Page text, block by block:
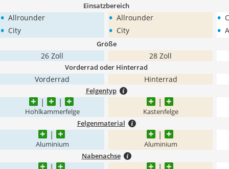
Einsatzbereich
• Allrounder
• City
• Allrounder
• City
•
•
Größe
26 Zoll 28 Zoll
Vorderrad oder Hinterrad
Vorderrad Hinterrad
Felgentyp
Hohlkammerfelge Kastenfelge
Felgenmaterial
Aluminium Aluminium
Nabenachse